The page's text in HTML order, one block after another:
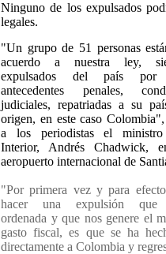
Ninguno de los expulsados
legales.
"Un grupo de 51 personas
acuerdo a nuestra ley,
expulsados del país por
antecedentes penales,
judiciales, repatriadas a su
origen, en este caso
a los periodistas el
Interior, Andrés Chadwick,
aeropuerto internacional de
"Por primera vez y para
hacer una expulsión que
ordenada y que nos genere el
gasto fiscal, es que se ha
directamente a Colombia y